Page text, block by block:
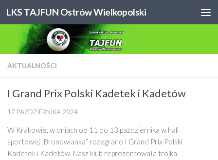
Skip to content
LKS TAJFUN Ostrów Wielkopolski
AKTUALNOŚCI
I Grand Prix Polski Kadetek i Kadetów
17 PAŹDZIERNIKA 2024
W Krakowie, w dniach od 11 do 13 października w hali
sportowej „Bronowianka” rozegrano I Grand Prix Polski
Kadetek i Kadetów. Nasz klub reprezentowała trójka